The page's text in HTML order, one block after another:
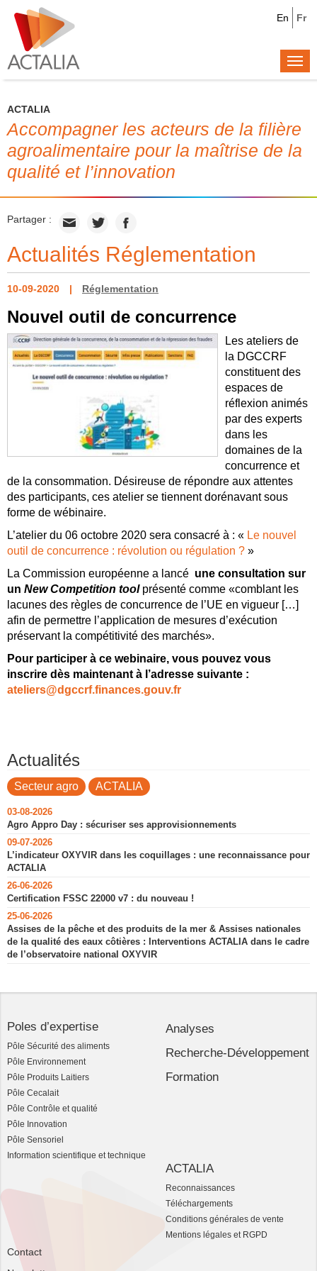
Fr
En
ACTALIA
Accompagner les acteurs de la filière
agroalimentaire pour la maîtrise de la
qualité et l’innovation
Partager :
Actualités Réglementation
10-09-2020 Réglementation
Nouvel outil de concurrence
Les ateliers de
la DGCCRF
constituent des
espaces de
réflexion animés
par des experts
dans les
domaines de la
concurrence et
de la consommation. Désireuse de répondre aux attentes
des participants, ces atelier se tiennent dorénavant sous
forme de wébinaire.
L’atelier du 06 octobre 2020 sera consacré à : « Le nouvel
outil de concurrence : révolution ou régulation ? »
La Commission européenne a lancé une consultation sur
un New Competition tool présenté comme «comblant les
lacunes des règles de concurrence de l’UE en vigueur […]
afin de permettre l’application de mesures d’exécution
préservant la compétitivité des marchés».
Pour participer à ce webinaire, vous pouvez vous
inscrire dès maintenant à l’adresse suivante :
ateliers@dgccrf.finances.gouv.fr
Actualités
Secteur agro ACTALIA
03-08-2026
Agro Appro Day : sécuriser ses approvisionnements
09-07-2026
L’indicateur OXYVIR dans les coquillages : une reconnaissance pour
ACTALIA
26-06-2026
Certification FSSC 22000 v7 : du nouveau !
25-06-2026
Assises de la pêche et des produits de la mer & Assises nationales
de la qualité des eaux côtières : Interventions ACTALIA dans le cadre
de l’observatoire national OXYVIR
Poles d’expertise
Pôle Sécurité des aliments
Pôle Environnement
Pôle Produits Laitiers
Pôle Cecalait
Pôle Contrôle et qualité
Pôle Innovation
Pôle Sensoriel
Information scientifique et technique
Analyses
Recherche-Développement
Formation
ACTALIA
Reconnaissances
Téléchargements
Conditions générales de vente
Mentions légales et RGPD
Contact